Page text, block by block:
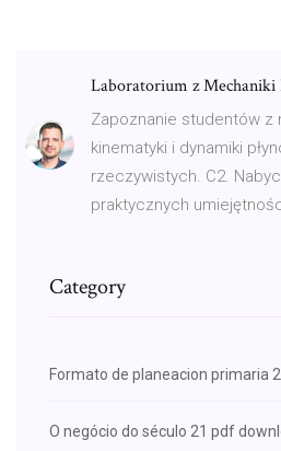
Laboratorium z Mechaniki
Zapoznanie studentów z
kinematyki i dynamiki
rzeczywistych. C2.
praktycznych
Category
Formato de planeacion primaria
O negócio do século 21 pdf